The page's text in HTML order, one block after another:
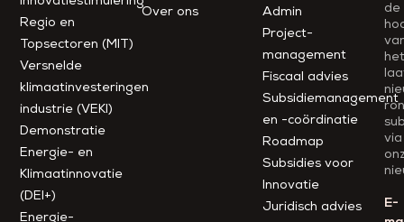
Regio en
Topsectoren (MIT)
Versnelde
klimaatinvesteringen
industrie (VEKI)
Demonstratie
Energie- en
Klimaatinnovatie
(DEI+)
Energie-
Over ons
Admin
Project­
management
Fiscaal advies
Subsidiemanagement
en -coördinatie
Roadmap
Subsidies voor
Innovatie
Juridisch advies
de
het
via
E-